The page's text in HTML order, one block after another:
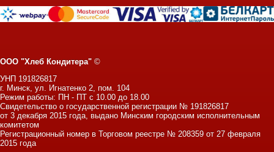
ООО "Хлеб Кондитера" ©
УНП 191826817
г. Минск, ул. Игнатенко 2, пом. 104
Режим работы: ПН - ПТ с 10.00 до 18.00
Свидетельство о государственной регистрации № 191826817
от 3 декабря 2015 года, выдано Минским городским исполнительным
комитетом
Регистрационный номер в Торговом реестре № 208359 от 27 февраля
2015 года